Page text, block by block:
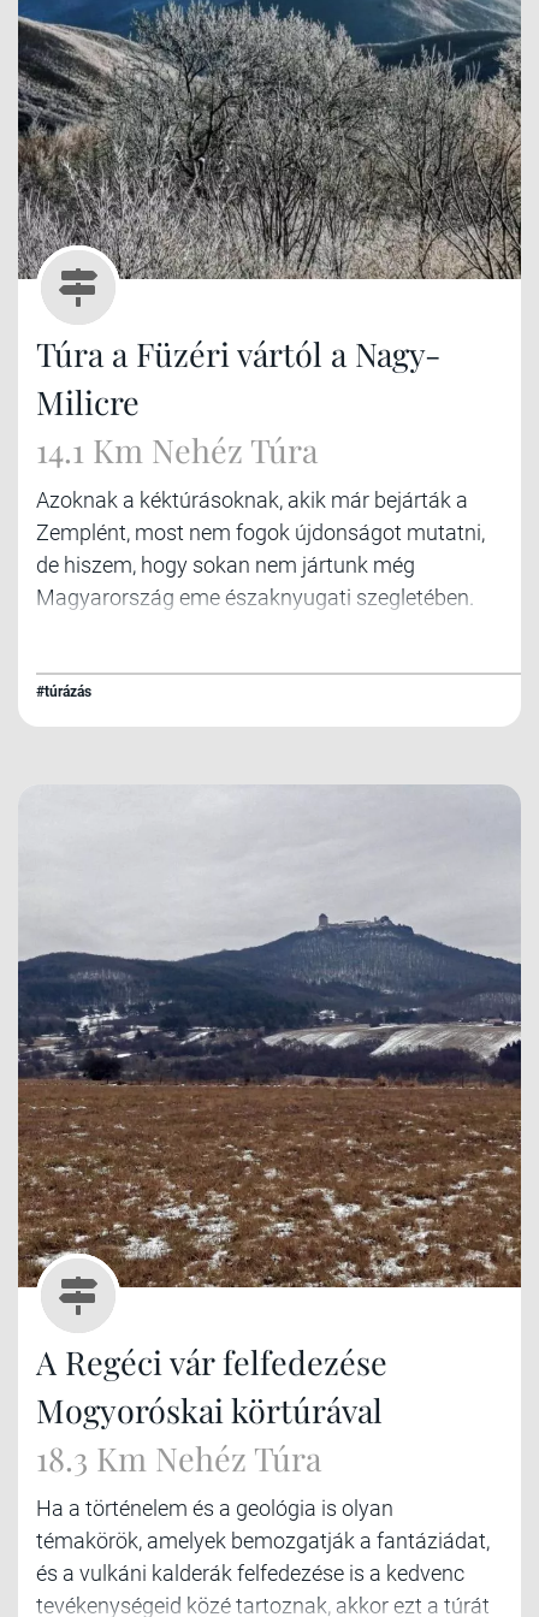
Túra a Füzéri vártól a Nagy-
Milicre
14.1 Km Nehéz Túra
Azoknak a kéktúrásoknak, akik már bejárták a
Zemplént, most nem fogok újdonságot mutatni,
de hiszem, hogy sokan nem jártunk még
Magyarország eme északnyugati szegletében.
legmagasabb hegyét is meghódítjuk, amely a
magyar-szlovák határon található.
#túrázás
A Regéci vár felfedezése
Mogyoróskai körtúrával
18.3 Km Nehéz Túra
Ha a történelem és a geológia is olyan
témakörök, amelyek bemozgatják a fantáziádat,
és a vulkáni kalderák felfedezése is a kedvenc
tevékenységeid közé tartoznak, akkor ezt a túrát